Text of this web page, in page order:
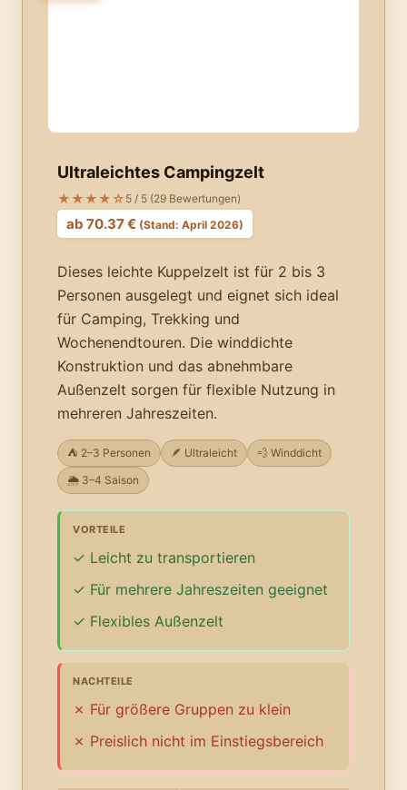
Ultraleichtes Campingzelt
★★★★☆ 5 / 5 (29 Bewertungen)
ab 70.37 € (Stand: April 2026)
Dieses leichte Kuppelzelt ist für 2 bis 3
Personen ausgelegt und eignet sich ideal
für Camping, Trekking und
Wochenendtouren. Die winddichte
Konstruktion und das abnehmbare
Außenzelt sorgen für flexible Nutzung in
mehreren Jahreszeiten.
⛺ 2–3 Personen 🪶 Ultraleicht
💨 Winddicht
🌦️ 3–4 Saison
VORTEILE
Leicht zu transportieren
Für mehrere Jahreszeiten geeignet
Flexibles Außenzelt
NACHTEILE
Für größere Gruppen zu klein
Preislich nicht im Einstiegsbereich